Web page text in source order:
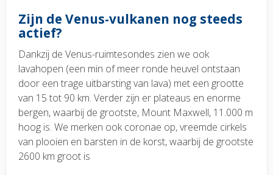
Zijn de Venus-vulkanen nog steeds
actief?
Dankzij de Venus-ruimtesondes zien we ook
lavahopen (een min of meer ronde heuvel ontstaan
door een trage uitbarsting van lava) met een grootte
van 15 tot 90 km. Verder zijn er plateaus en enorme
bergen, waarbij de grootste, Mount Maxwell, 11.000 m
hoog is. We merken ook coronae op, vreemde cirkels
van plooien en barsten in de korst, waarbij de grootste
2600 km groot is